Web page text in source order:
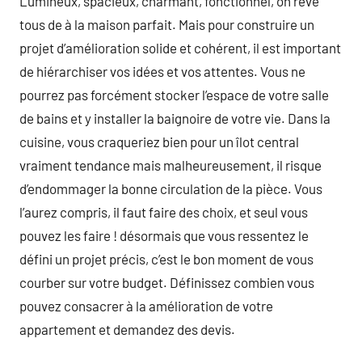
tous de à la maison parfait. Mais pour construire un
projet d’amélioration solide et cohérent, il est important
de hiérarchiser vos idées et vos attentes. Vous ne
pourrez pas forcément stocker l’espace de votre salle
de bains et y installer la baignoire de votre vie. Dans la
cuisine, vous craqueriez bien pour un îlot central
vraiment tendance mais malheureusement, il risque
d’endommager la bonne circulation de la pièce. Vous
l’aurez compris, il faut faire des choix, et seul vous
pouvez les faire ! désormais que vous ressentez le
défini un projet précis, c’est le bon moment de vous
courber sur votre budget. Définissez combien vous
pouvez consacrer à la amélioration de votre
appartement et demandez des devis.